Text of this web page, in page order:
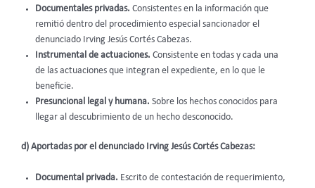
Documentales privadas. Consistentes en la información que
remitió dentro del procedimiento especial sancionador el
denunciado Irving Jesús Cortés Cabezas.
Instrumental de actuaciones. Consistente en todas y cada una
de las actuaciones que integran el expediente, en lo que le
beneficie.
Presuncional legal y humana. Sobre los hechos conocidos para
llegar al descubrimiento de un hecho desconocido.
d) Aportadas por el denunciado Irving Jesús Cortés Cabezas:
Documental privada. Escrito de contestación de requerimiento,